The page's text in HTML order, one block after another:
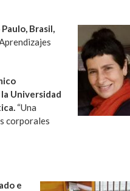
Brasil,
Universidad
“Una
corporales
e